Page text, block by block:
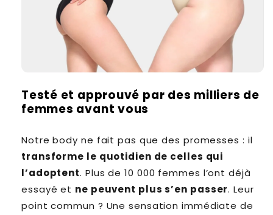
Testé et approuvé par des milliers de
femmes avant vous
Notre body ne fait pas que des promesses : il
transforme le quotidien de celles qui
l’adoptent. Plus de 10 000 femmes l’ont déjà
essayé et ne peuvent plus s’en passer. Leur
point commun ? Une sensation immédiate de